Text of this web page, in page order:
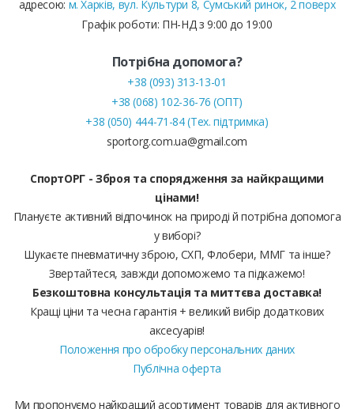
адресою: м. Харків, вул. Культури 8, Сумський ринок, 2 поверх
Графік роботи: ПН-НД з 9:00 до 19:00
Потрібна допомога?
+38 (093) 313-13-01
+38 (068) 102-36-76 (ОПТ)
+38 (050) 444-71-84 (Тех. підтримка)
sportorg.com.ua@gmail.com
СпортОРГ - Зброя та спорядження за найкращими
цінами!
Плануєте активний відпочинок на природі й потрібна допомога
у виборі?
Шукаєте пневматичну зброю, СХП, Флобери, ММГ та інше?
Звертайтеся, завжди допоможемо та підкажемо!
Безкоштовна консультація та миттєва доставка!
Кращі ціни та чесна гарантія + великий вибір додаткових
аксесуарів!
Положення про обробку персональних даних
Публічна оферта
Ми пропонуємо найкращий асортимент товарів для активного